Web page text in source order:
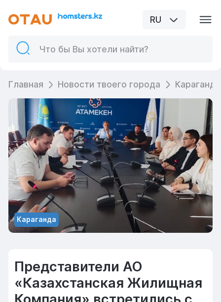
RU
Главная Новости твоего города Караганда
Караганда
Представители АО
«Казахстанская Жилищная